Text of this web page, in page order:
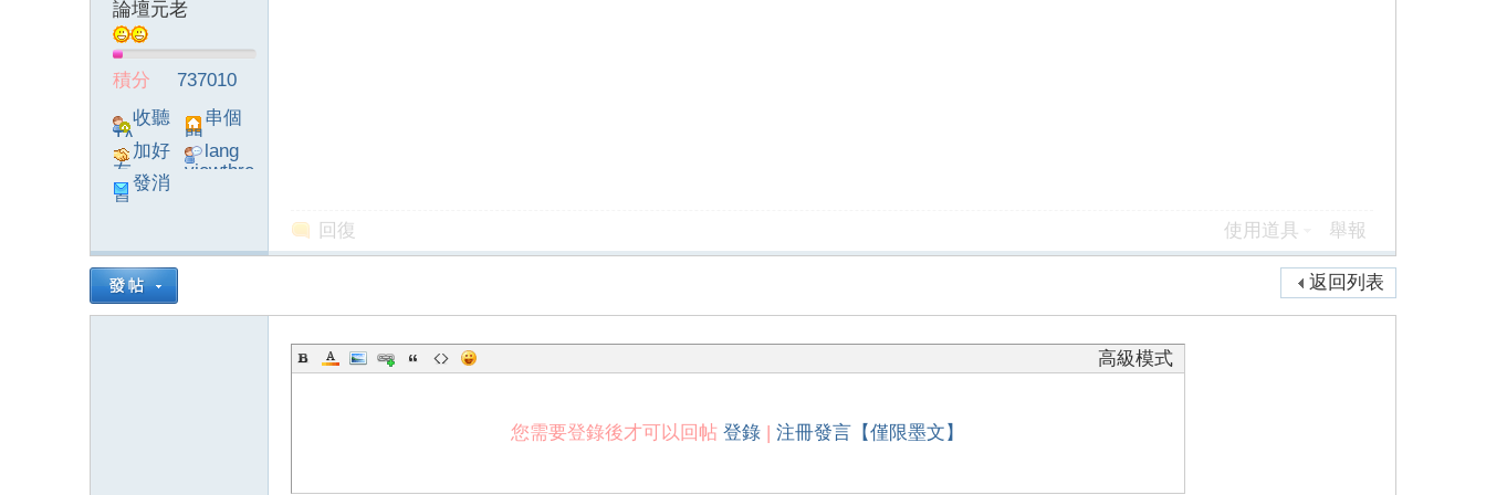
論壇元老
積分
737010
收聽
TA
串個
門
加好
友
lang
viewthre
發消
息
回復 使用道具 舉報
返回列表
高級模式
您需要登錄後才可以回帖登錄 |注冊發言【僅限墨文】